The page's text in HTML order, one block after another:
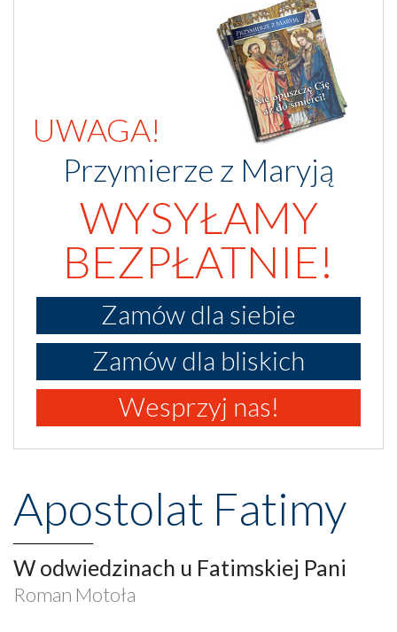
UWAGA!
Przymierze z Maryją
WYSYŁAMY
BEZPŁATNIE!
Zamów dla siebie
Zamów dla bliskich
Wesprzyj nas!
Apostolat Fatimy
W odwiedzinach u Fatimskiej Pani
Roman Motoła